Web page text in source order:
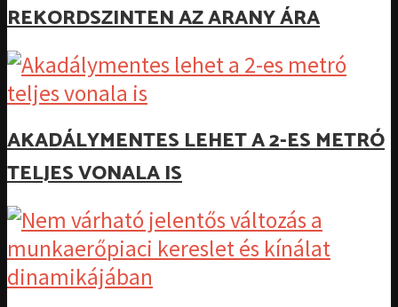
REKORDSZINTEN AZ ARANY ÁRA
AKADÁLYMENTES LEHET A 2-ES METRÓ
TELJES VONALA IS